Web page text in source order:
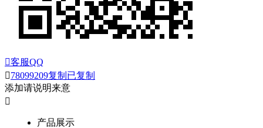
客服QQ
78099209复制 已复制
添加请说明来意

产品展示